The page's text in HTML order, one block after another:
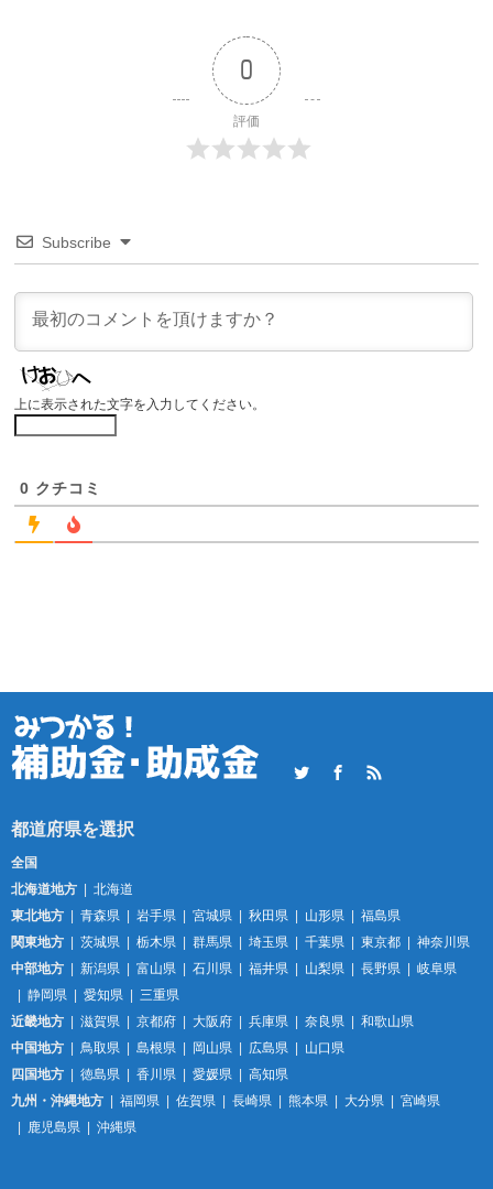
0
評価
Subscribe
上に表示された文字を入力してください。
0 クチコミ
TwitterFacebookRSS
全国
北海道地方
北海道
東北地方
青森県 岩手県 宮城県 秋田県 山形県
福島県
関東地方
茨城県 栃木県 群馬県 埼玉県 千葉県 東京都
神奈川県
中部地方
新潟県 富山県 石川県 福井県 山梨県 長野県
岐阜県
静岡県
愛知県
三重県
近畿地方
滋賀県 京都府 大阪府 兵庫県 奈良県
和歌山県
中国地方
鳥取県 島根県 岡山県 広島県
山口県
四国地方
徳島県 香川県 愛媛県
高知県
九州・沖縄地方
福岡県 佐賀県 長崎県 熊本県 大分県
宮崎県
鹿児島県
沖縄県